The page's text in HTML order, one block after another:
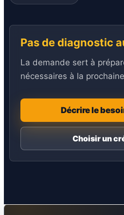
Pas de diagnostic
La demande sert à
nécessaires à la
Décrire le
Choisir un